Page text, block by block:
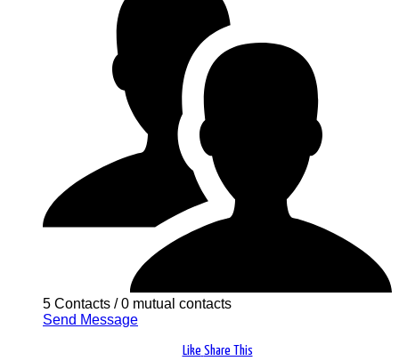
5 Contacts /0 mutual contacts
Send Message
Like Share This